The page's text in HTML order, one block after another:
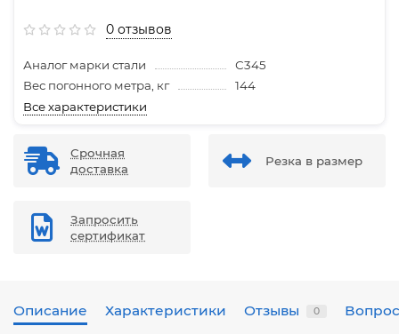
0 отзывов
Аналог марки стали
С345
Вес погонного метра, кг
144
Все характеристики
Срочная
доставка
Резка в размер
Запросить
сертификат
Описание Характеристики Отзывы 0